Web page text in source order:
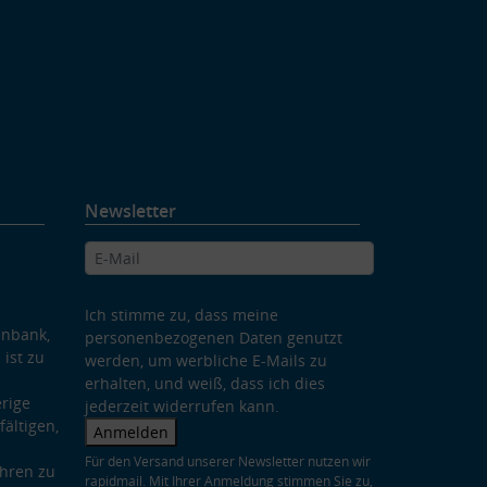
ist zu
zu
Newsletter
Ich stimme zu, dass meine
personenbezogenen Daten genutzt
werden, um werbliche E-Mails zu
erhalten, und weiß, dass ich dies
jederzeit widerrufen kann.
Anmelden
Für den Versand unserer Newsletter nutzen wir
rapidmail. Mit Ihrer Anmeldung stimmen Sie zu,